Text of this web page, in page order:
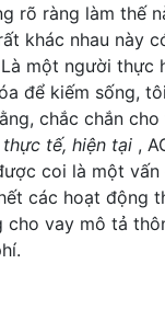
rõ ràng làm thế
khác nhau này
một người thực
để kiếm sống,
chắc chắn
thực tế, hiện tại ,
coi là một vấn
các hoạt động
cho vay mô tả